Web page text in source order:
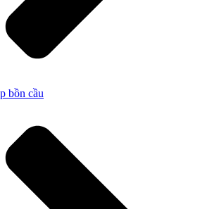
bồn cầu